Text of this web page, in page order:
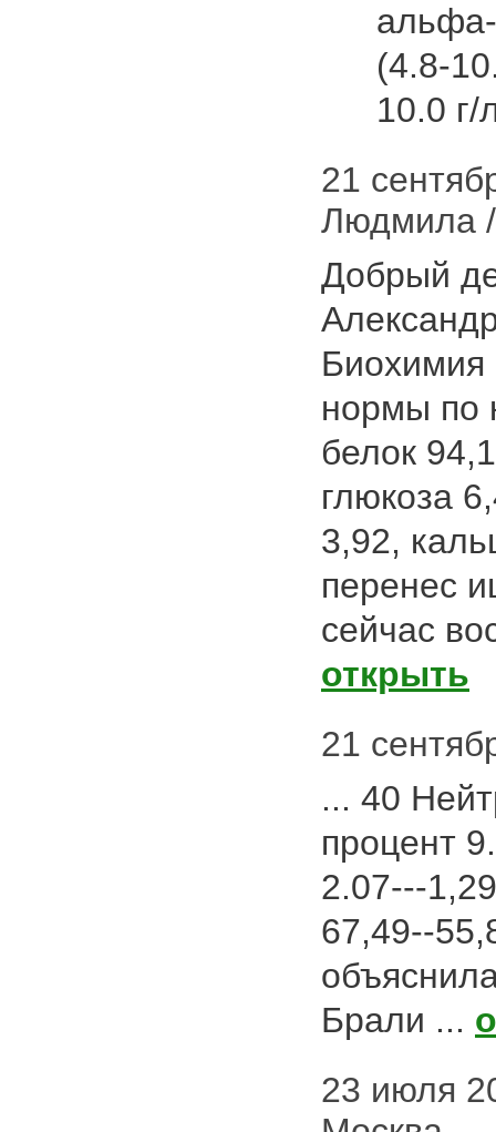
(4.8-
10.0
21
Людмила
Добрый
нормы по
белок
глюкоза
3,92,
перенес
сейчас
открыть
21
... 40
процент
2.07---
67,49--
Брали ...
23 июля